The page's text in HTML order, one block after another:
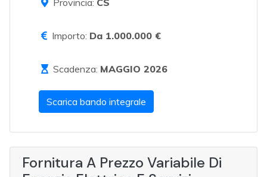
Provincia: CS
Importo: Da 1.000.000 €
Scadenza: MAGGIO 2026
Scarica bando integrale
Fornitura A Prezzo Variabile Di